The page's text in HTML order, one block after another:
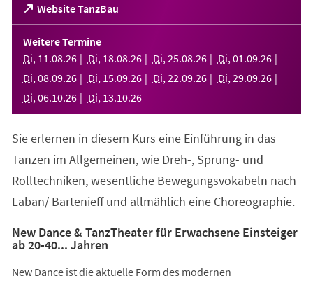
Website TanzBau
(Öffnet
in
einem
neuen
Tab)
Weitere Termine
Di, 11 .08.26 Di, 18.08.26 Di, 25.08.26 Di, 01 .09.26
Di, 08.09.26 Di, 15.09.26 Di, 22.09.26 Di, 29.09.26
Di, 06.10.26 Di, 13.10.26
Sie erlernen in diesem Kurs eine Einführung in das
Tanzen im Allgemeinen, wie Dreh-, Sprung- und
Rolltechniken, wesentliche Bewegungsvokabeln nach
Laban/ Bartenieff und allmählich eine Choreographie.
New Dance & TanzTheater für Erwachsene Einsteiger
ab 20-40... Jahren
New Dance ist die aktuelle Form des modernen